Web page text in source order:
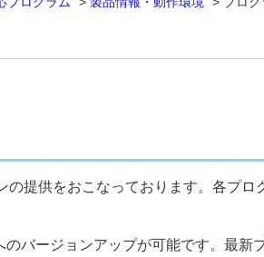
提供をおこなっております。各プ
バージョンアップが可能です。最新